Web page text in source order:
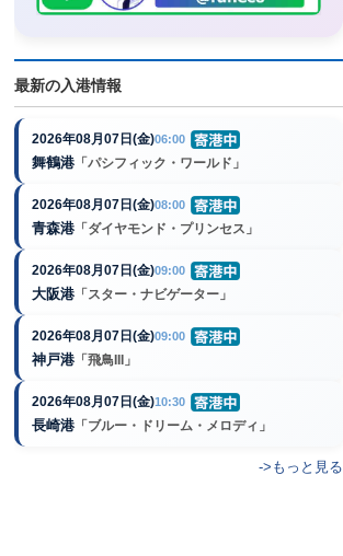
最新の入港情報
2026年08月07日(金)06:00
舞鶴港 「パシフィック・ワールド」
2026年08月07日(金)08:00
青森港 「ダイヤモンド・プリンセス」
2026年08月07日(金)09:00
大阪港 「スター・ナビゲーター」
2026年08月07日(金)09:00
神戸港 「飛鳥III」
2026年08月07日(金)10:30
長崎港 「ブルー・ドリーム・メロディ」
->もっと見る